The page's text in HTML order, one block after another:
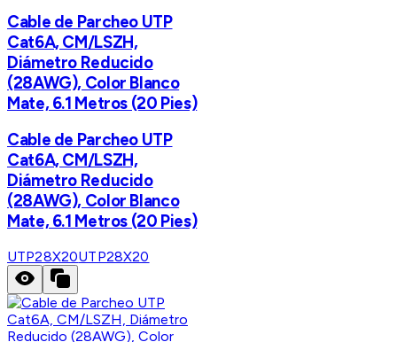
Cable de Parcheo UTP
Cat6A, CM/LSZH,
Diámetro Reducido
(28AWG), Color Blanco
Mate, 6.1 Metros (20 Pies)
Cable de Parcheo UTP
Cat6A, CM/LSZH,
Diámetro Reducido
(28AWG), Color Blanco
Mate, 6.1 Metros (20 Pies)
UTP28X20UTP28X20